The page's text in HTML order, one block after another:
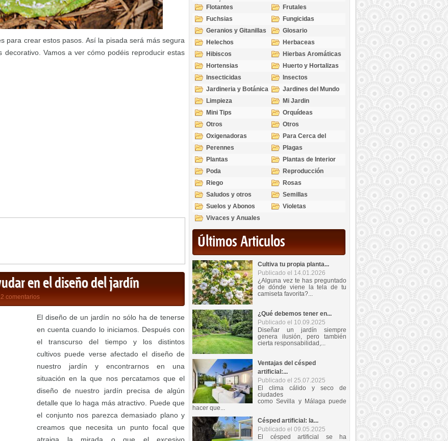
para crear estos pasos. Así la pisada será más segura
Vamos a ver cómo podéis reproducir estas
en el diseño del jardín
comentarios
El diseño de un jardín no sólo ha de tenerse
en cuenta cuando lo iniciamos. Después con
el transcurso del tiempo y los distintos
cultivos puede verse afectado el diseño de
nuestro jardín y encontrarnos en una
situación en la que nos percatamos que el
diseño de nuestro jardín precisa de algún
detalle que lo haga más atractivo. Puede que
el conjunto nos parezca demasiado plano y
creamos que necesita un punto focal que
Acuáticas
Flotantes
Frutales
Fuchsias
Fungicidas
Geranios y Gitanillas
Glosario
Helechos
Herbaceas
Hibiscos
Hierbas Aromáticas
Hortensias
Huerto y Hortalizas
Insecticidas
Insectos
Jardineria y Botánica
Jardines del Mundo
Limpieza
Mi Jardin
Mini Tips
Orquídeas
Otros
Otros
Oxigenadoras
Para Cerca del
Estanque
Perennes
Plagas
Plantas
Plantas de Interior
Poda
Reproducción
Riego
Rosas
Saludos y otros
temas
Semillas
Suelos y Abonos
Violetas
Vivaces y Anuales
Últimos Articulos
Cultiva tu propia planta...
Publicado el 14.01.2026
¿Alguna vez te has preguntado
de dónde viene la tela de tu
camiseta favorita?...
¿Qué debemos tener en...
Publicado el 10.09.2025
Diseñar un jardín siempre
genera ilusión, pero también
cierta responsabilidad,...
Ventajas del césped
artificial:...
Publicado el 25.07.2025
El clima cálido y seco de
ciudades
como Sevilla y Málaga puede
hacer que...
Césped artificial: la...
Publicado el 09.05.2025
El césped artificial se ha